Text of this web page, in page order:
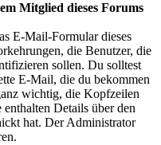
Mitglied dieses Forums
E-Mail-Formular dieses
die Benutzer, die
sollen. Du solltest
E-Mail, die du bekommen
wichtig, die Kopfzeilen
Details über den
hat. Der Administrator